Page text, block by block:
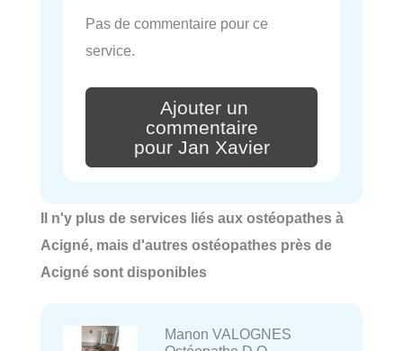
Pas de commentaire pour ce
service.
Ajouter un
commentaire
pour Jan Xavier
Il n'y plus de services liés aux ostéopathes à
Acigné, mais d'autres ostéopathes près de
Acigné sont disponibles
Manon VALOGNES